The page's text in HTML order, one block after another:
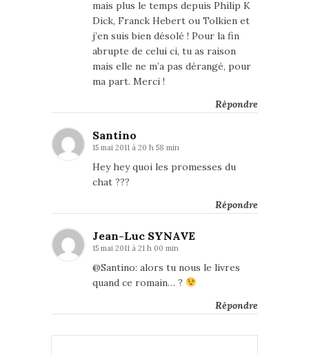
mais plus le temps depuis Philip K
Dick, Franck Hebert ou Tolkien et
j’en suis bien désolé ! Pour la fin
abrupte de celui ci, tu as raison
mais elle ne m’a pas dérangé, pour
ma part. Merci !
Répondre
Santino
15 mai 2011 à 20 h 58 min
Hey hey quoi les promesses du
chat ???
Répondre
Jean-Luc SYNAVE
15 mai 2011 à 21 h 00 min
@Santino: alors tu nous le livres
quand ce romain… ?
Répondre